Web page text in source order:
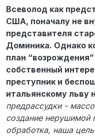
Всеволод как
США, поначалу не
представителя
Доминика. Однако
план
собственный
преступник и
итальянскому льву
предрассудки -
создание нерушимой
обработка, наша